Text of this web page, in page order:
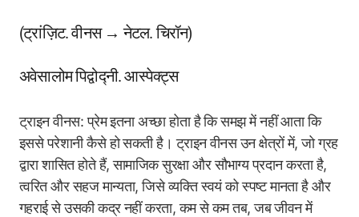
(ट्रांज़िट. वीनस → नेटल. चिरॉन)
अवेसालोम पिद्वोद्नी. आस्पेक्ट्स
ट्राइन वीनस: प्रेम इतना अच्छा होता है कि समझ में नहीं आता कि
इससे परेशानी कैसे हो सकती है। ट्राइन वीनस उन क्षेत्रों में, जो ग्रह
द्वारा शासित होते हैं, सामाजिक सुरक्षा और सौभाग्य प्रदान करता है,
त्वरित और सहज मान्यता, जिसे व्यक्ति स्वयं को स्पष्ट मानता है और
गहराई से उसकी कद्र नहीं करता, कम से कम तब, जब जीवन में